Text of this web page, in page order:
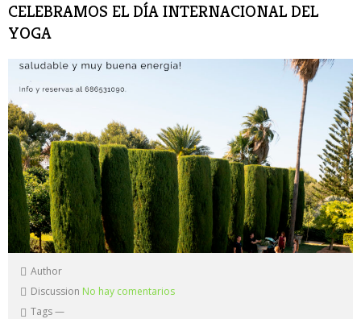
CELEBRAMOS EL DÍA INTERNACIONAL DEL
YOGA
Author
Discussion No hay comentarios
Tags—